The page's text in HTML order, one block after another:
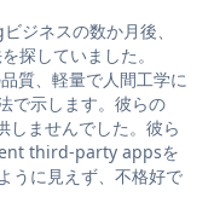
ジネスの数か月後、
探していました。
質、軽量で人間工学に
で示します。彼らの
しませんでした。彼ら
third-party appsを
うに見えず、不格好で